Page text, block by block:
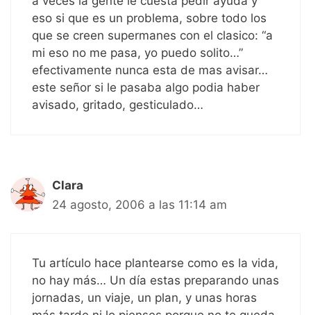
eso si que es un problema, sobre todo los
que se creen supermanes con el clasico: “a
mi eso no me pasa, yo puedo solito…”
efectivamente nunca esta de mas avisar…
este señor si le pasaba algo podia haber
avisado, gritado, gesticulado…
Clara
24 agosto, 2006 a las 11:14 am
Tu artículo hace plantearse como es la vida,
no hay más… Un día estas preparando unas
jornadas, un viaje, un plan, y unas horas